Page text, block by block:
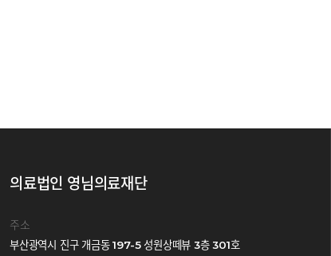
의료법인 영님의료재단
주소
부산광역시 진구 개금동 197-5 성원상떼뷰 3층 301호